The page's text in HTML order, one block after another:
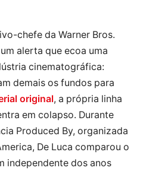
chefe da Warner Bros.
alerta que ecoa uma
cinematográfica:
demais os fundos para
original, a própria linha
em colapso. Durante
Produced By, organizada
De Luca comparou o
independente dos anos